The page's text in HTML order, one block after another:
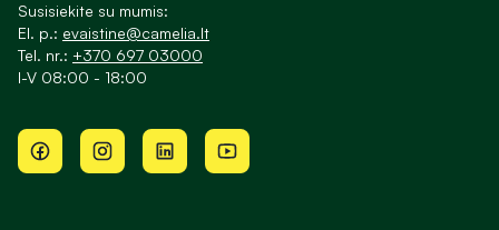
Susisiekite su mumis:
El. p.: evaistine@camelia.lt
Tel. nr.: +370 697 03000
I-V 08:00 - 18:00